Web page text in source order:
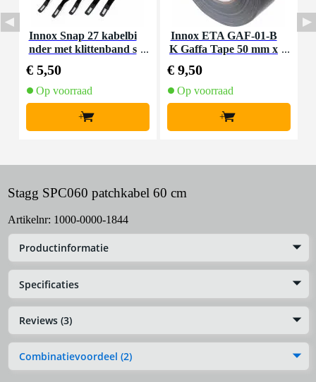
Innox Snap 27 kabelbi
nder met klittenband s
€ 5,50
Op voorraad
+
Innox ETA GAF-01-B
K Gaffa Tape 50 mm x
€ 9,50
Op voorraad
+
Stagg SPC060 patchkabel 60 cm
Artikelnr: 1000-0000-1844
Productinformatie
Specificaties
Reviews (3)
Combinatievoordeel (2)